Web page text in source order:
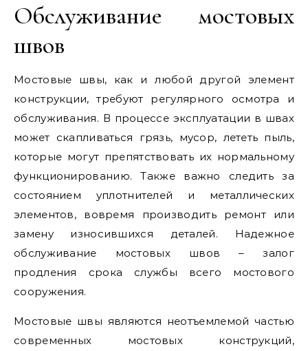
Обслуживание мостовых
швов
Мостовые швы, как и любой другой элемент
конструкции, требуют регулярного осмотра и
обслуживания. В процессе эксплуатации в швах
может скапливаться грязь, мусор, лететь пыль,
которые могут препятствовать их нормальному
функционированию. Также важно следить за
состоянием уплотнителей и металлических
элементов, вовремя производить ремонт или
замену износившихся деталей. Надежное
обслуживание мостовых швов – залог
продления срока службы всего мостового
сооружения.
Мостовые швы являются неотъемлемой частью
современных мостовых конструкций,